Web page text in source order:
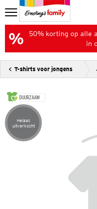
50% korting op alle
in
T-shirts voor jongens
DUURZAAM
Artikel helaas uitverkocht
Helaas
uitverkocht